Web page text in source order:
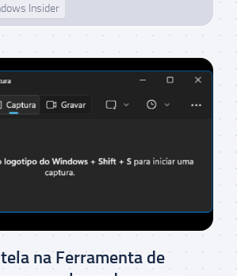
Insider
na Ferramenta de